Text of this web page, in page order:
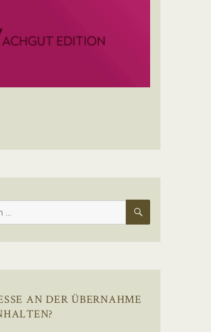
SUCHEN
AN DER ÜBERNAHME